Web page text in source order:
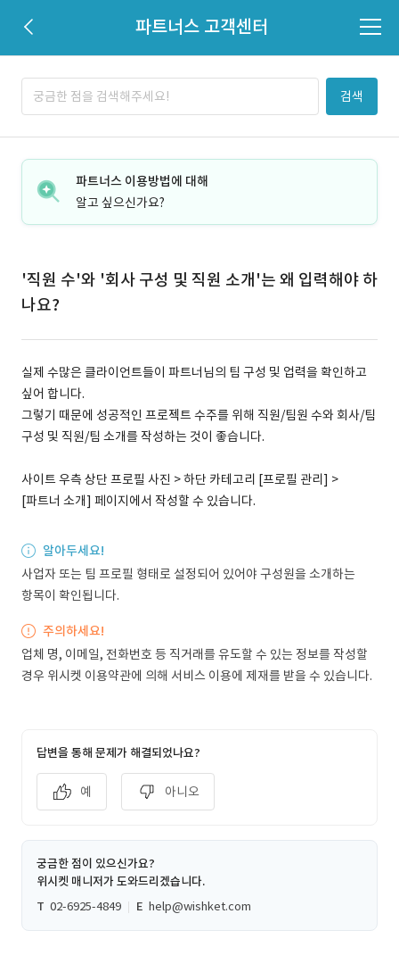
파트너스 고객센터
검색
파트너스 이용방법에 대해
알고 싶으신가요?
'직원 수'와 '회사 구성 및 직원 소개'는 왜 입력해야 하
나요?
실제 수많은 클라이언트들이 파트너님의 팀 구성 및 업력을 확인하고
싶어 합니다.
그렇기 때문에 성공적인 프로젝트 수주를 위해 직원/팀원 수와 회사/팀
구성 및 직원/팀 소개를 작성하는 것이 좋습니다.
사이트 우측 상단 프로필 사진 > 하단 카테고리 [프로필 관리] >
[파트너 소개] 페이지에서 작성할 수 있습니다.
알아두세요!
사업자 또는 팀 프로필 형태로 설정되어 있어야 구성원을 소개하는
항목이 확인됩니다.
주의하세요!
업체 명, 이메일, 전화번호 등 직거래를 유도할 수 있는 정보를 작성할
경우 위시켓 이용약관에 의해 서비스 이용에 제재를 받을 수 있습니다.
답변을 통해 문제가 해결되었나요?
예 아니오
궁금한 점이 있으신가요?
위시켓 매니저가 도와드리겠습니다.
T 02-6925-4849 E help@wishket.com